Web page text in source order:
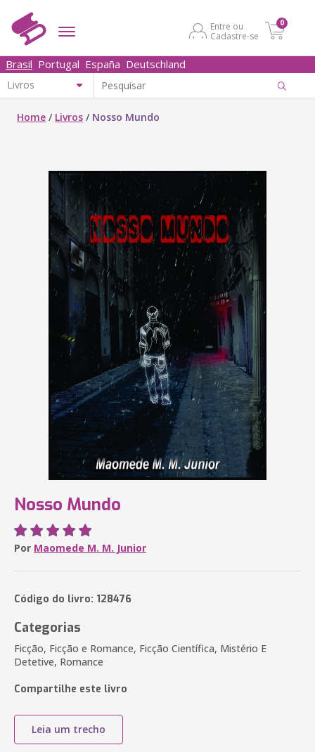
Entre ou
Cadastre-se
0
Brasil Portugal España Deutschland
Home / Livros / Nosso Mundo
Nosso Mundo
Por Maomede M. M. Junior
Código do livro: 128476
Categorias
Ficção, Ficção e Romance, Ficção Científica, Mistério E
Detetive, Romance
Compartilhe este livro
Leia um trecho